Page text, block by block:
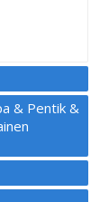
& Pentik &